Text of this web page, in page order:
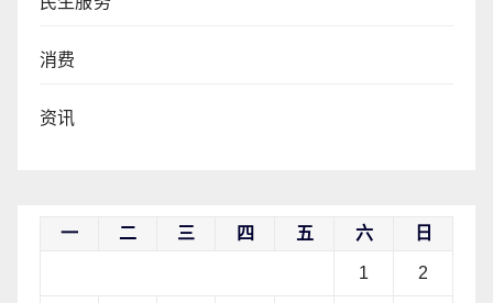
消费
资讯
一 二 三 四 五 六 日
1 2